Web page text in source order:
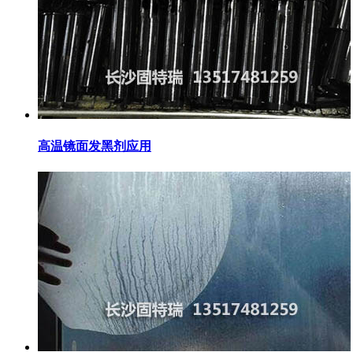
高温镜面发黑剂应用